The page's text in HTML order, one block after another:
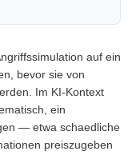
auf ein
bevor sie von
Im KI-Kontext
ein
— etwa schaedliche
preiszugeben